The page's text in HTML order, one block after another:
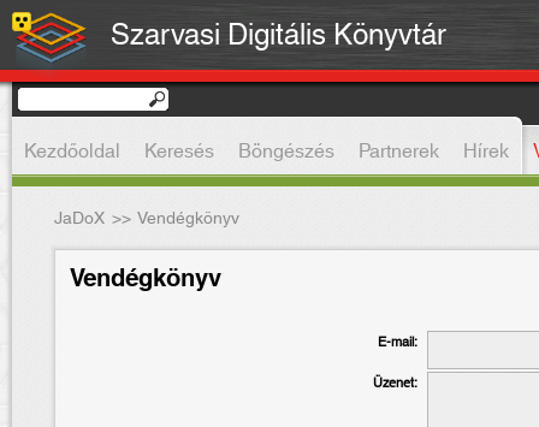
Szarvasi Digitális Könyvtár
Kezdőoldal Keresés Böngészés Partnerek Hírek
JaDoX >>Vendégkönyv
Vendégkönyv
E-mail:
Üzenet: